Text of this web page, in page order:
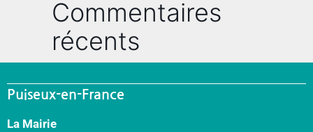
Commentaires
récents
Puiseux-en-France
La Mairie